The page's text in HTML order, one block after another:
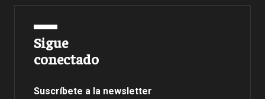
Sigue
conectado
Suscríbete a la newsletter